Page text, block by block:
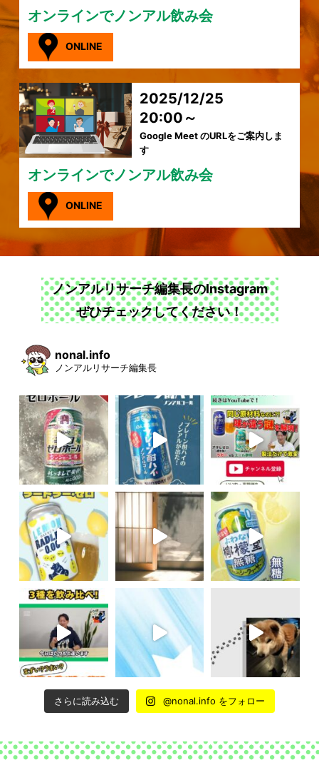
オンラインでノンアル飲み会
ONLINE
2025/12/25
20:00～
Google Meet のURLをご案内しま
す
オンラインでノンアル飲み会
ONLINE
ノンアルリサーチ編集長のInstagram
ぜひチェックしてください！
nonal.info
ノンアルリサーチ編集長
さらに読み込む @nonal.info をフォロー